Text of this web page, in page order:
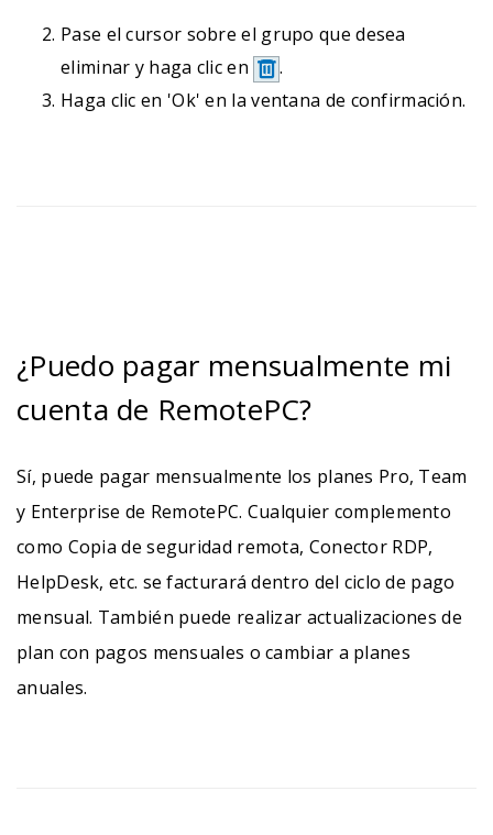
Pase el cursor sobre el grupo que desea
eliminar y haga clic en
.
Haga clic en 'Ok' en la ventana de confirmación.
¿Puedo pagar mensualmente mi
cuenta de RemotePC?
Sí, puede pagar mensualmente los planes Pro, Team
y Enterprise de RemotePC. Cualquier complemento
como Copia de seguridad remota, Conector RDP,
HelpDesk, etc. se facturará dentro del ciclo de pago
mensual. También puede realizar actualizaciones de
plan con pagos mensuales o cambiar a planes
anuales.